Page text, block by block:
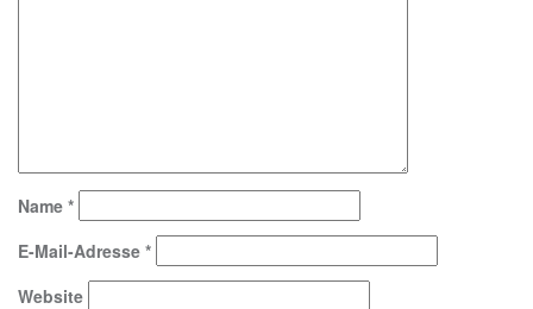
Name *
E-Mail-Adresse *
Website